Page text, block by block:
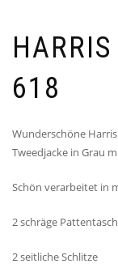
618
Wunderschöne
Tweedjacke in Grau
Schön verarbeitet in
2 schräge
2 seitliche Schlitze